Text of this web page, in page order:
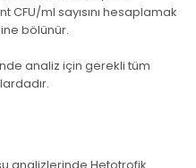
ml sayısını hesaplamak
bölünür.
analiz için gerekli tüm
analizlerinde Hetotrofik